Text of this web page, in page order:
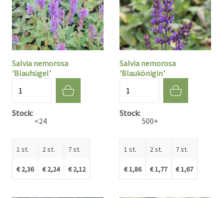
Salvia nemorosa
'Blauhügel'
Stock
<24
1 st.
€ 2,36
2 st.
€ 2,24
7 st.
€ 2,12
Salvia nemorosa
'Blaukönigin'
Stock
500+
1 st.
€ 1,86
2 st.
€ 1,77
7 st.
€ 1,67